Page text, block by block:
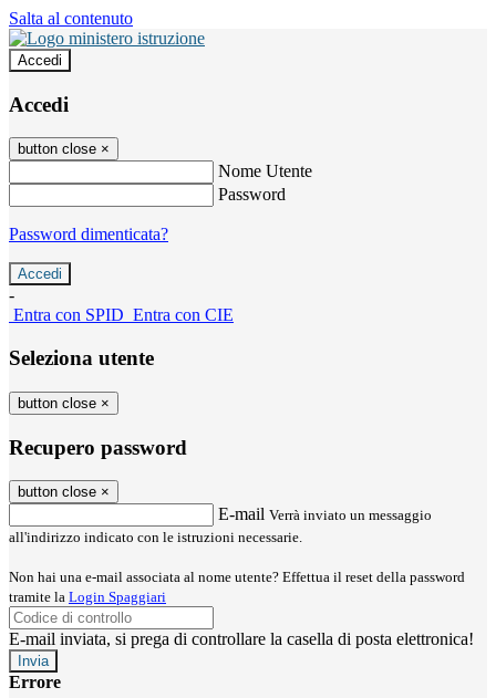
Salta al contenuto
Accedi
Accedi
button close ×
Nome Utente
Password
Password dimenticata?
-
Entra con SPID Entra con CIE
Seleziona utente
button close ×
Recupero password
button close ×
E-mail Verrà inviato un messaggio
all'indirizzo indicato con le istruzioni necessarie.
Non hai una e-mail associata al nome utente? Effettua il reset della password
tramite la Login Spaggiari
E-mail inviata, si prega di controllare la casella di posta elettronica!
Errore